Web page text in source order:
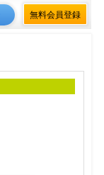
無料会員登録